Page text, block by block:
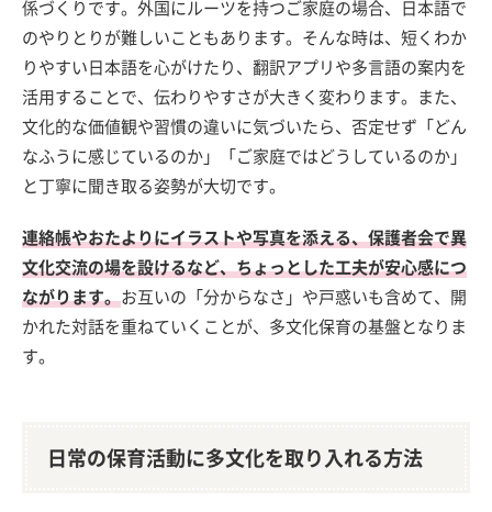
係づくりです。外国にルーツを持つご家庭の場合、日本語で
のやりとりが難しいこともあります。そんな時は、短くわか
りやすい日本語を心がけたり、翻訳アプリや多言語の案内を
活用することで、伝わりやすさが大きく変わります。また、
文化的な価値観や習慣の違いに気づいたら、否定せず「どん
なふうに感じているのか」「ご家庭ではどうしているのか」
と丁寧に聞き取る姿勢が大切です。
連絡帳やおたよりにイラストや写真を添える、保護者会で異
文化交流の場を設けるなど、ちょっとした工夫が安心感につ
ながります。お互いの「分からなさ」や戸惑いも含めて、開
かれた対話を重ねていくことが、多文化保育の基盤となりま
す。
日常の保育活動に多文化を取り入れる方法